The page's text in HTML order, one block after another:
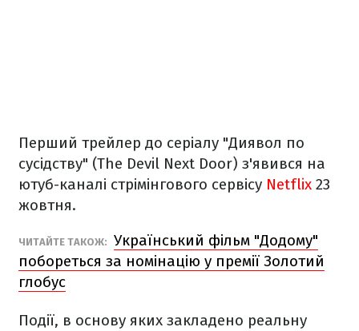
Перший трейлер до серіалу "Диявол по
сусідству" (The Devil Next Door) з'явився на
ютуб-каналі стрімінгового сервісу Netflix 23
жовтня.
ЧИТАЙТЕ ТАКОЖ: Український фільм "Додому"
побореться за номінацію у премії Золотий
глобус
Події, в основу яких закладено реальну